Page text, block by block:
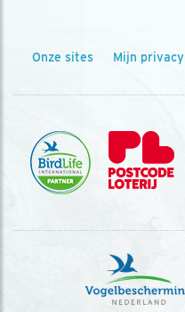
Onze sites Mijn privacy